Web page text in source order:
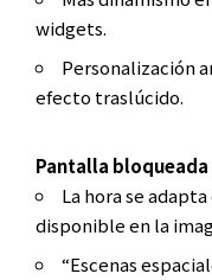
widgets.
Personalización
efecto traslúcido.
Pantalla bloqueada
La hora se
disponible en la
“Escenas